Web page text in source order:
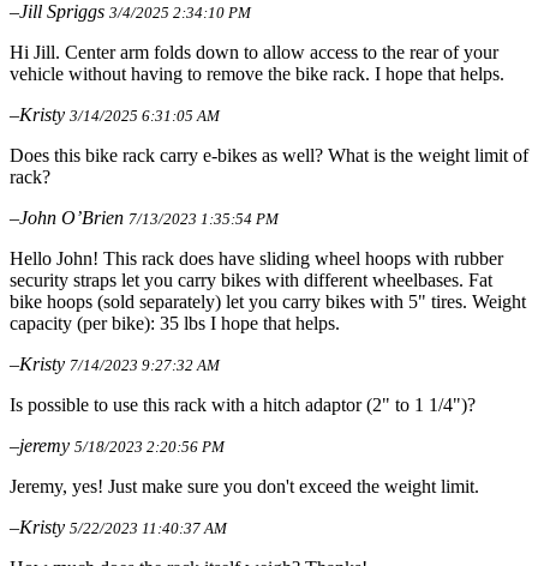
–Jill Spriggs 3/4/2025 2:34:10 PM
Hi Jill. Center arm folds down to allow access to the rear of your
vehicle without having to remove the bike rack. I hope that helps.
–Kristy 3/14/2025 6:31:05 AM
Does this bike rack carry e-bikes as well? What is the weight limit of
rack?
–John O’Brien 7/13/2023 1:35:54 PM
Hello John! This rack does have sliding wheel hoops with rubber
security straps let you carry bikes with different wheelbases. Fat
bike hoops (sold separately) let you carry bikes with 5" tires. Weight
capacity (per bike): 35 lbs I hope that helps.
–Kristy 7/14/2023 9:27:32 AM
Is possible to use this rack with a hitch adaptor (2" to 1 1/4")?
–jeremy 5/18/2023 2:20:56 PM
Jeremy, yes! Just make sure you don't exceed the weight limit.
–Kristy 5/22/2023 11:40:37 AM